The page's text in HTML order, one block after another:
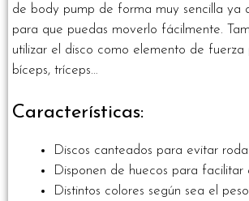
de body pump de forma muy sencilla ya
para que puedas moverlo fácilmente.
utilizar el disco como elemento de fuerza
bíceps, tríceps…
Características:
Discos canteados para evitar
Disponen de huecos para facilitar
Distintos colores según sea el